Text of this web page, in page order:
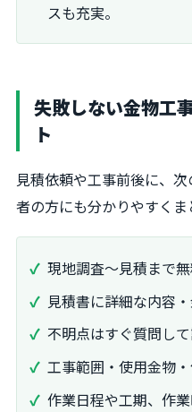
スも充実。
失敗しない金物工
ト
見積依頼や工事前後に、
者の方にも分かりやすくま
現地調査～見積まで
見積書に詳細な内容
不明点はすぐ質問し
工事範囲・使用金物
作業日程や工期、作